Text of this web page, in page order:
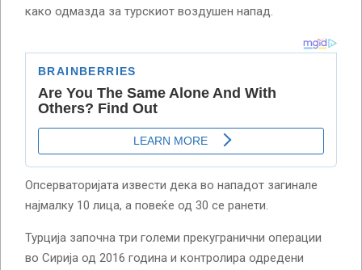
како одмазда за турскиот воздушен напад.
Опсерваторијата извести дека во нападот загинале
најмалку 10 лица, а повеќе од 30 се ранети.
Турција започна три големи прекугранични операции
во Сирија од 2016 година и контролира одредени